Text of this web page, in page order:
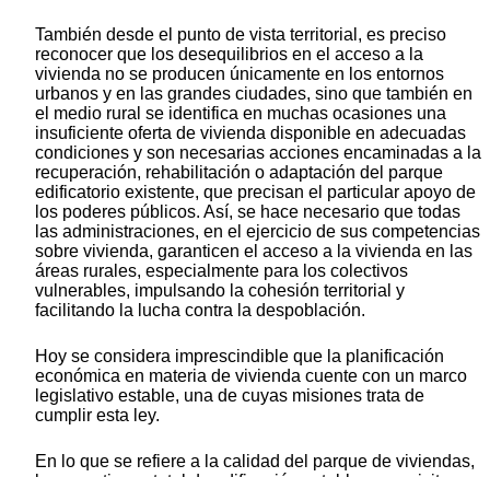
También desde el punto de vista territorial, es preciso
reconocer que los desequilibrios en el acceso a la
vivienda no se producen únicamente en los entornos
urbanos y en las grandes ciudades, sino que también en
el medio rural se identifica en muchas ocasiones una
insuficiente oferta de vivienda disponible en adecuadas
condiciones y son necesarias acciones encaminadas a la
recuperación, rehabilitación o adaptación del parque
edificatorio existente, que precisan el particular apoyo de
los poderes públicos. Así, se hace necesario que todas
las administraciones, en el ejercicio de sus competencias
sobre vivienda, garanticen el acceso a la vivienda en las
áreas rurales, especialmente para los colectivos
vulnerables, impulsando la cohesión territorial y
facilitando la lucha contra la despoblación.
Hoy se considera imprescindible que la planificación
económica en materia de vivienda cuente con un marco
legislativo estable, una de cuyas misiones trata de
cumplir esta ley.
En lo que se refiere a la calidad del parque de viviendas,